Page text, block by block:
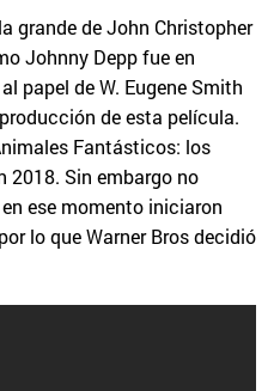
grande de John Christopher
Johnny Depp fue en
papel de W. Eugene Smith
de esta película.
Fantásticos: los
2018. Sin embargo no
ese momento iniciaron
lo que Warner Bros decidió